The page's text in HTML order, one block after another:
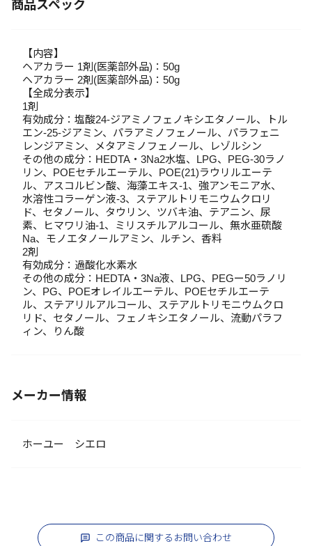
商品スペック
【内容】
ヘアカラー 1剤(医薬部外品)：50g
ヘアカラー 2剤(医薬部外品)：50g
【全成分表示】
1剤
有効成分：塩酸24-ジアミノフェノキシエタノール、トル
エン-25-ジアミン、パラアミノフェノール、パラフェニ
レンジアミン、メタアミノフェノール、レゾルシン
その他の成分：HEDTA・3Na2水塩、LPG、PEG-30ラノ
リン、POEセチルエーテル、POE(21)ラウリルエーテ
ル、アスコルビン酸、海藻エキス-1、強アンモニア水、
水溶性コラーゲン液-3、ステアルトリモニウムクロリ
ド、セタノール、タウリン、ツバキ油、テアニン、尿
素、ヒマワリ油-1、ミリスチルアルコール、無水亜硫酸
Na、モノエタノールアミン、ルチン、香料
2剤
有効成分：過酸化水素水
その他の成分：HEDTA・3Na液、LPG、PEGー50ラノリ
ン、PG、POEオレイルエーテル、POEセチルエーテ
ル、ステアリルアルコール、ステアルトリモニウムクロ
リド、セタノール、フェノキシエタノール、流動パラフ
ィン、りん酸
メーカー情報
ホーユー シエロ
この商品に関するお問い合わせ